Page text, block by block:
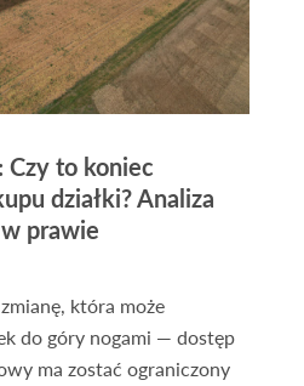
Czy to koniec
działki? Analiza
prawie
która może
do góry nogami — dostęp
ma zostać ograniczony